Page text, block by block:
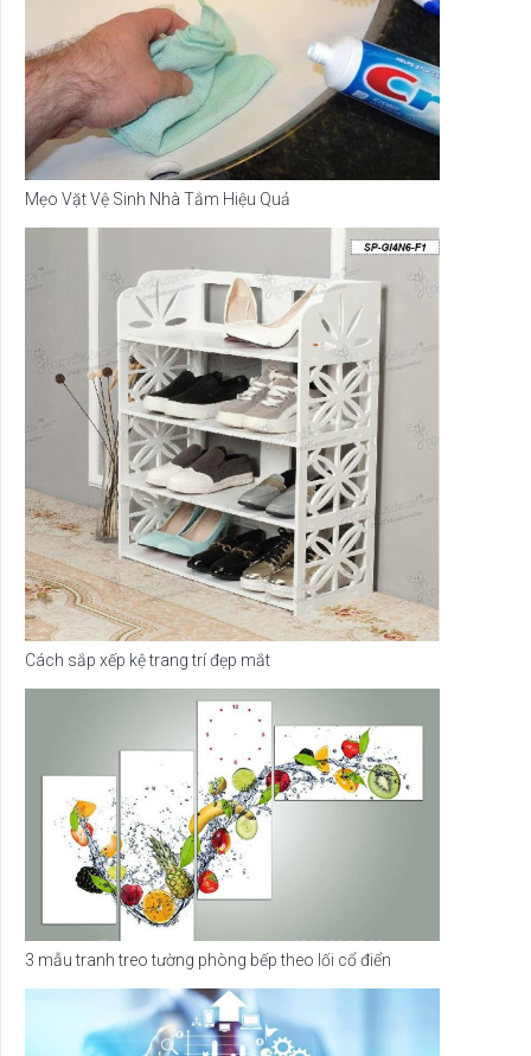
Mẹo Vặt Vệ Sinh Nhà Tắm Hiệu Quả
Cách sắp xếp kệ trang trí đẹp mắt
3 mẫu tranh treo tường phòng bếp theo lối cổ điển